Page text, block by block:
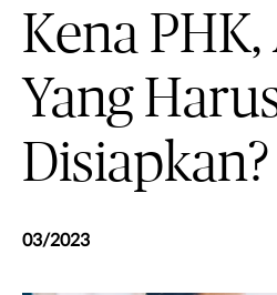
Kena PHK,
Yang
Disiapkan?
03/2023